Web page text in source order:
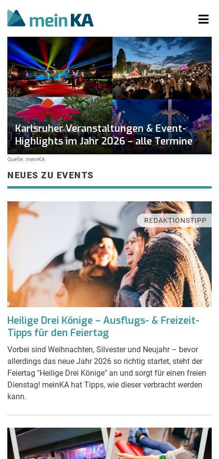
Karlsruher Veranstaltungen & Event-
Highlights im Jahr 2026 – alle Termine
Quelle: meinKA
NEUES ZU EVENTS
REDAKTIONSTIPP
Heilige Drei Könige – Ausflugs- & Freizeit-
Tipps für den Feiertag
Vorbei sind Weihnachten, Silvester und Neujahr – bevor
allerdings das neue Jahr 2026 so richtig startet, steht der
Feiertag "Heilige Drei Könige" an und sorgt für einen freien
Dienstag! meinKA hat Tipps, wie dieser verbracht werden
kann.